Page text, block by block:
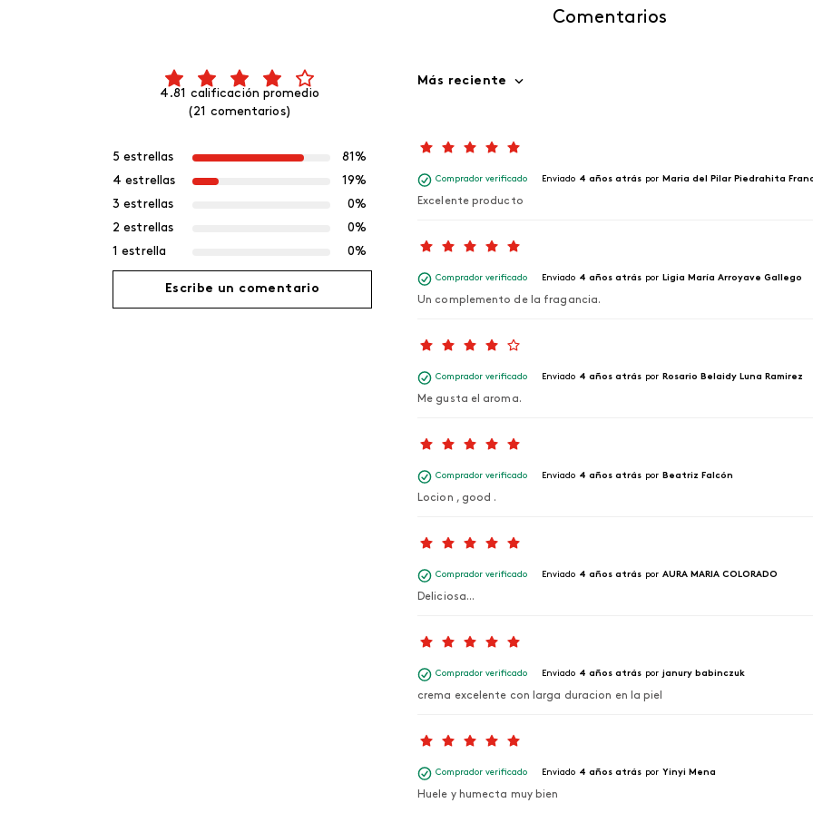
Comentarios
4.81 calificación promedio
(21 comentarios)
5 estrellas
81%
4 estrellas
19%
3 estrellas
0%
2 estrellas
0%
1 estrella
0%
Escribe un comentario
Más reciente
Comprador verificado Enviado 4 años atrás por Maria del Pilar Piedrahita
Excelente producto
Comprador verificado Enviado 4 años atrás por Ligia María Arroyave Gallego
Un complemento de la fragancia.
Comprador verificado Enviado 4 años atrás por Rosario Belaidy Luna Ramirez
Me gusta el aroma.
Comprador verificado Enviado 4 años atrás por Beatriz Falcón
Locion , good .
Comprador verificado Enviado 4 años atrás por AURA MARIA COLORADO
Deliciosa...
Comprador verificado Enviado 4 años atrás por janury babinczuk
crema excelente con larga duracion en la piel
Comprador verificado Enviado 4 años atrás por Yinyi Mena
Huele y humecta muy bien